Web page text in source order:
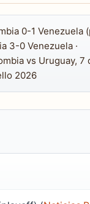
0-1 Venezuela
3-0 Venezuela ·
vs Uruguay, 7
2026